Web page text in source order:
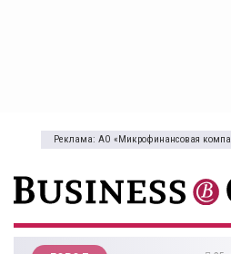
Реклама: АО «Микрофинансовая